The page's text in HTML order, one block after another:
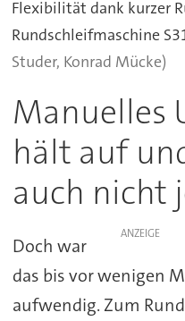
Flexibilität dank kurzer
Rundschleifmaschine
Studer, Konrad Mücke)
Manuelles
hält auf
auch nicht
ANZEIGE
Doch war
das bis vor wenigen
aufwendig. Zum